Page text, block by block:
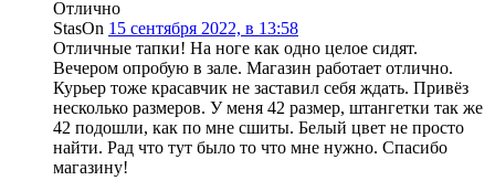
Отлично
StasOn 15 сентября 2022, в 13:58
Отличные тапки! На ноге как одно целое сидят.
Вечером опробую в зале. Магазин работает отлично.
Курьер тоже красавчик не заставил себя ждать. Привёз
несколько размеров. У меня 42 размер, штангетки так же
42 подошли, как по мне сшиты. Белый цвет не просто
найти. Рад что тут было то что мне нужно. Спасибо
магазину!